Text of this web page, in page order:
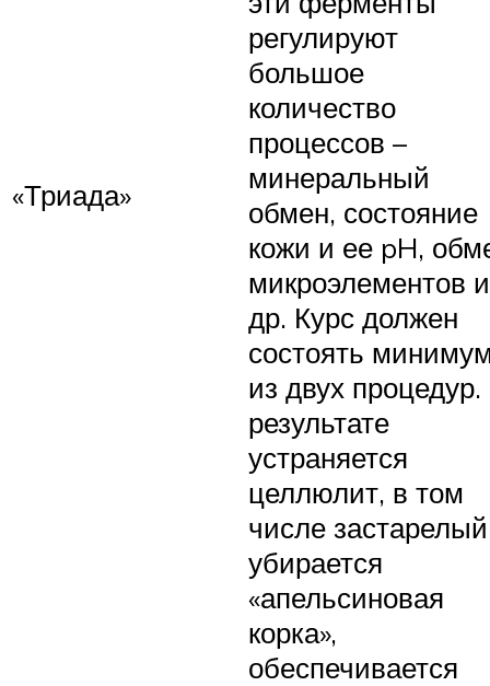
«Триада»
регулируют
большое
количество
процессов –
минеральный
обмен, состояние
кожи и ее pH,
микроэлементов и
др. Курс должен
состоять
из двух
результате
устраняется
целлюлит, в том
числе
убирается
«апельсиновая
корка»,
обеспечивается